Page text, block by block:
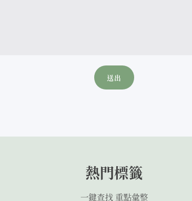
熱門標籤
一鍵查找 重點彙整